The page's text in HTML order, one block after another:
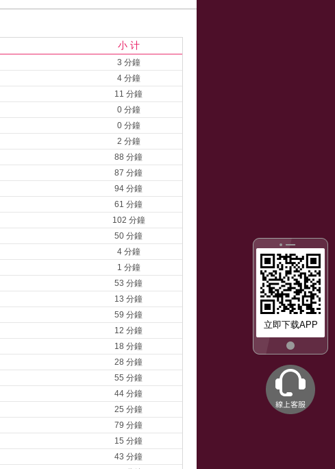
立即下载APP
小 计
3 分鐘
4 分鐘
11 分鐘
0 分鐘
0 分鐘
2 分鐘
88 分鐘
87 分鐘
94 分鐘
61 分鐘
102 分鐘
50 分鐘
4 分鐘
1 分鐘
53 分鐘
13 分鐘
59 分鐘
12 分鐘
18 分鐘
28 分鐘
55 分鐘
44 分鐘
25 分鐘
79 分鐘
15 分鐘
43 分鐘